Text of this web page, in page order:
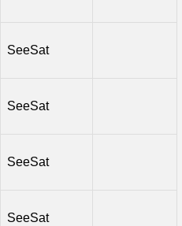
SeeSat
SeeSat
SeeSat
SeeSat